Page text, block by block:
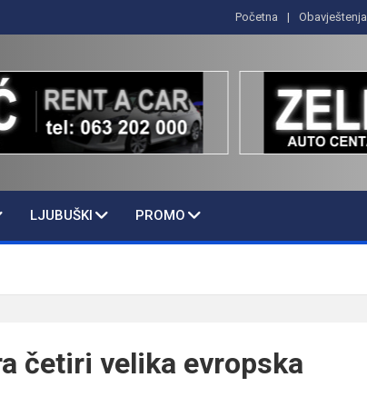
Početna Obavještenja
LJUBUŠKI PROMO
četiri velika evropska